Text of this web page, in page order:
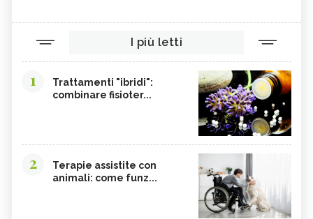
I più letti
1
Trattamenti "ibridi":
combinare fisioter...
2
Terapie assistite con
animali: come funz...